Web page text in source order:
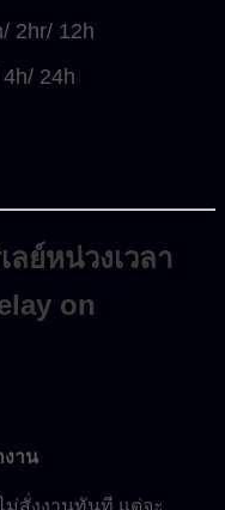
2hr/ 12h
24h
ลย์หน่วงเวลา
on
งาน